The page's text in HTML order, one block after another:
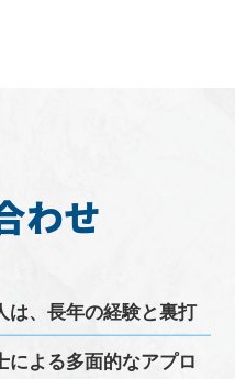
わせ
は、長年の経験と裏打
による多面的なアプロ